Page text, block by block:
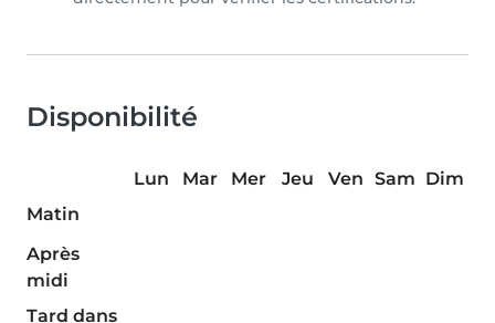
Disponibilité
Lun Mar Mer Jeu Ven Sam Dim
Matin
Après
midi
Tard dans